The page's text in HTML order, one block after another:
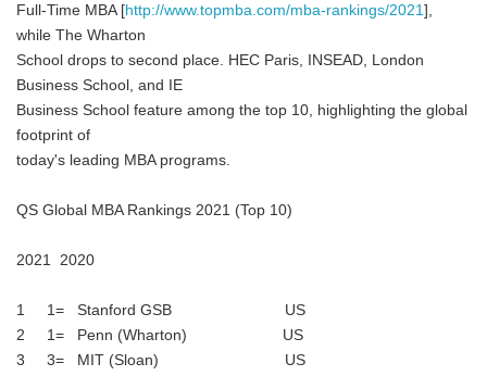
Full-Time MBA [http://www.topmba.com/mba-rankings/2021],
while The Wharton
School drops to second place. HEC Paris, INSEAD, London
Business School, and IE
Business School feature among the top 10, highlighting the global
footprint of
today's leading MBA programs.
QS Global MBA Rankings 2021 (Top 10)
2021 2020
1 1= Stanford GSB US
2 1= Penn (Wharton) US
3 3= MIT (Sloan) US